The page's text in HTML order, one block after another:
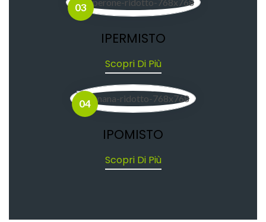
03
IPERMISTO
Scopri Di Più
04
IPOMISTO
Scopri Di Più